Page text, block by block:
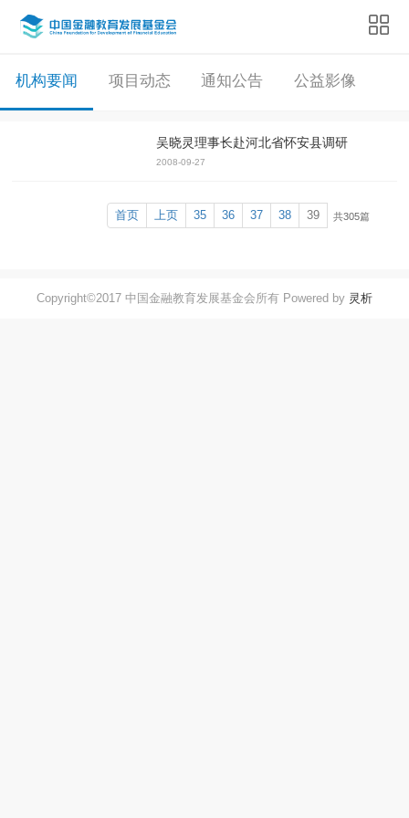
机构要闻 项目动态 通知公告 公益影像
吴晓灵理事长赴河北省怀安县调研
2008-09-27
首页 上页 35 36 37 38 39 共305篇
Copyright©2017 中国金融教育发展基金会所有 Powered by 灵析